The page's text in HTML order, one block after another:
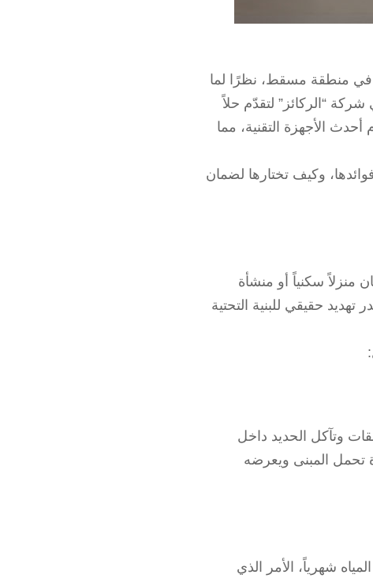
في منطقة مسقط، نظرًا لما
“الركائز” لتقدّم حلاً
أحدث الأجهزة التقنية، مما
وكيف تختارها لضمان
سكنياً أو منشأة
حقيقي للبنية التحتية
وتآكل الحديد داخل
تحمل المبنى ويعرضه
شهرياً، الأمر الذي